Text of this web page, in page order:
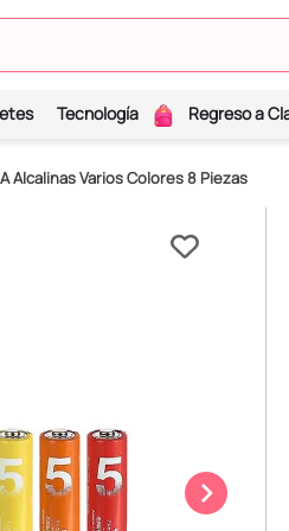
Tecnología Regreso a
Alcalinas Varios Colores 8 Piezas